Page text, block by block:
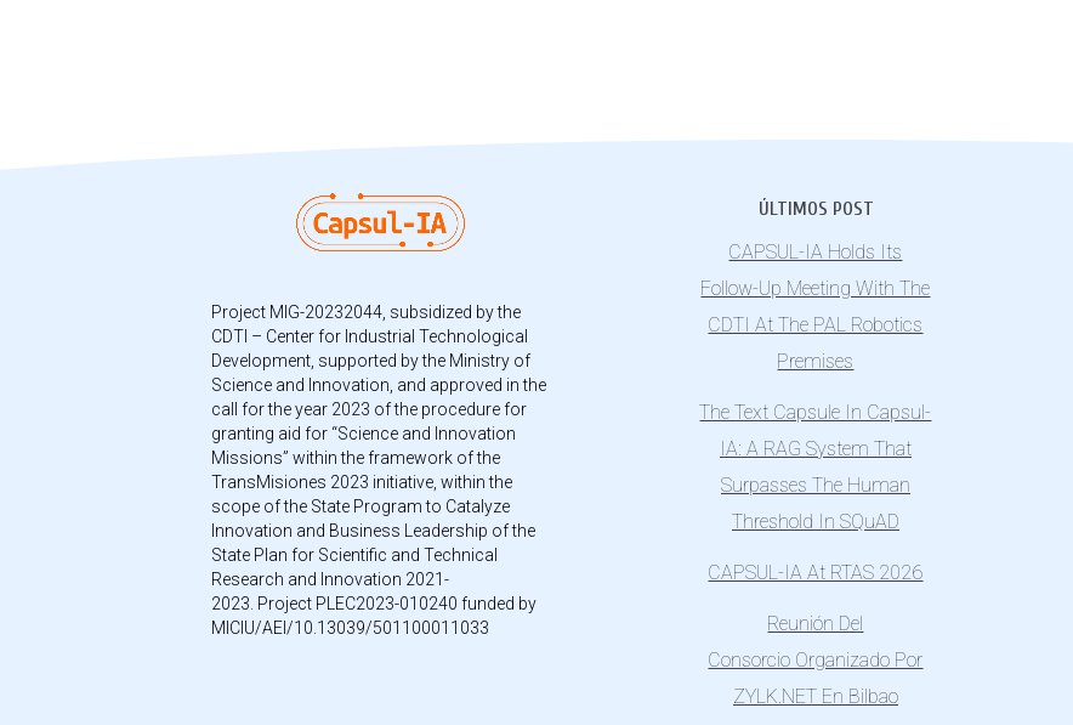
Project MIG-20232044, subsidized by the
CDTI – Center for Industrial Technological
Development, supported by the Ministry of
Science and Innovation, and approved in the
call for the year 2023 of the procedure for
granting aid for “Science and Innovation
Missions” within the framework of the
TransMisiones 2023 initiative, within the
scope of the State Program to Catalyze
Innovation and Business Leadership of the
State Plan for Scientific and Technical
Research and Innovation 2021-
2023. Project PLEC2023-010240 funded by
MICIU/AEI/10.13039/501100011033
ÚLTIMOS POST
CAPSUL-IA Holds Its
Follow-Up Meeting With The
CDTI At The PAL Robotics
Premises
The Text Capsule In Capsul-
IA: A RAG System That
Surpasses The Human
Threshold In SQuAD
CAPSUL-IA At RTAS 2026
Reunión Del
Consorcio Organizado Por
ZYLK.NET En Bilbao